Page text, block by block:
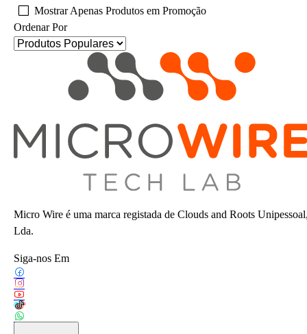
Mostrar Apenas Produtos em Promoção
Ordenar Por
Micro Wire é uma marca registada de Clouds and Roots
Lda.
Siga-nos Em